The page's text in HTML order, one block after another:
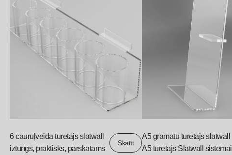
6 cauruļveida turētājs slatwall
izturīgs, praktisks, pārskatāms
Skatīt
A5 grāmatu turētājs slatwall
A5 turētājs Slatwall sistēmai